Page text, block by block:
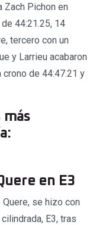
Zach Pichon en
44:21.25, 14
tercero con un
y Larrieu acabaron
de 44:47.21 y
en E3
se hizo con
E3, tras